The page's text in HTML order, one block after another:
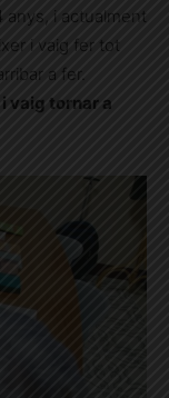
anys, i actualment
i vaig fer tot
a fer.
vaig tornar a